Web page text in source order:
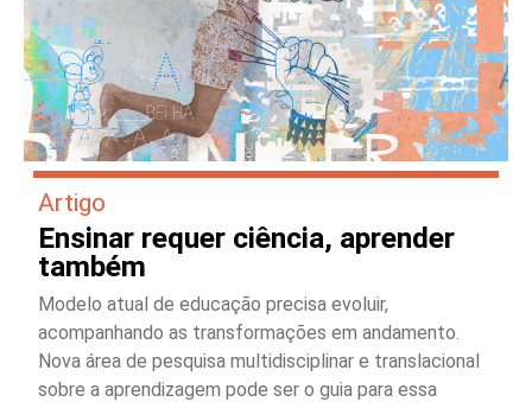
Artigo
Ensinar requer ciência, aprender
também
Modelo atual de educação precisa evoluir,
acompanhando as transformações em andamento.
Nova área de pesquisa multidisciplinar e translacional
sobre a aprendizagem pode ser o guia para essa